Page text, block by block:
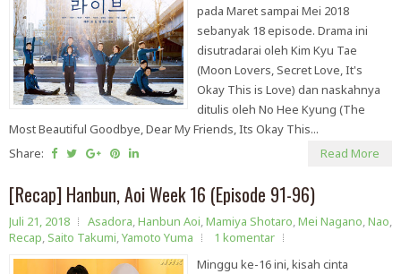
pada Maret sampai Mei 2018
sebanyak 18 episode. Drama ini
disutradarai oleh Kim Kyu Tae
(Moon Lovers, Secret Love, It's
Okay This is Love) dan naskahnya
ditulis oleh No Hee Kyung (The
Most Beautiful Goodbye, Dear My Friends, Its Okay This...
Share:
Read More
[Recap] Hanbun, Aoi Week 16 (Episode 91-96)
Juli 21, 2018 Asadora,Hanbun Aoi,Mamiya Shotaro,Mei Nagano,Nao,
Recap, Saito Takumi,Yamoto Yuma
1 komentar
Minggu ke-16 ini, kisah cinta